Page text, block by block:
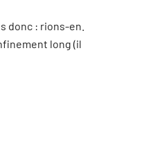
donc : rions-en.
long (il